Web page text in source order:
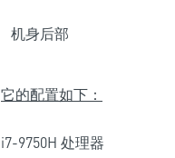
机身后部
它的配置如下：
i7-9750H 处理器